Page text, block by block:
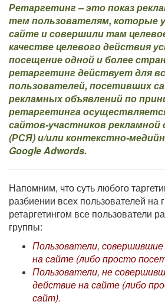
Ретаргетинг – это показ
тем пользователям, которые
сайте и совершили там
качестве целевого действия
посещение одной и более
ретаргетинг действует для
пользователей, посетивших
рекламных объявлений по
ретаргетинга
сайтов-участников рекламной
(РСЯ) и/или контекстно-
Google Adwords.
Напомним, что суть любого
разбиении всех пользователей на
ретаргетингом все пользователи
группы:
Пользователи,
на сайте (либо просто
Пользователи, не
действие на сайте (либо
сайт).